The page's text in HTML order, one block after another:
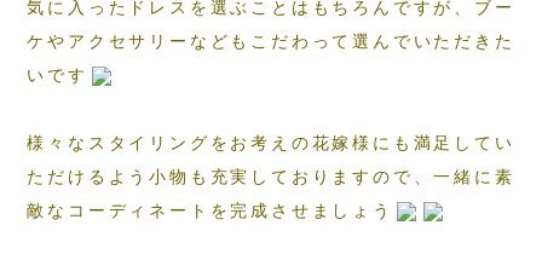
気に入ったドレスを選ぶことはもちろんですが、ブー
ケやアクセサリーなどもこだわって選んでいただきた
いです
様々なスタイリングをお考えの花嫁様にも満足してい
ただけるよう小物も充実しておりますので、一緒に素
敵なコーディネートを完成させましょう